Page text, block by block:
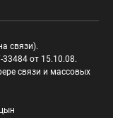
связи).
от 15.10.08.
связи и массовых